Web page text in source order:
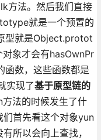
方法。然后我们直接
就是一个预置的
型就是Object.protot
象才会有hasOwnPr
数，这些函数都是
实现了基于原型链的
法的时候发生了什
首先看这个对象yun
所以会向上查找，